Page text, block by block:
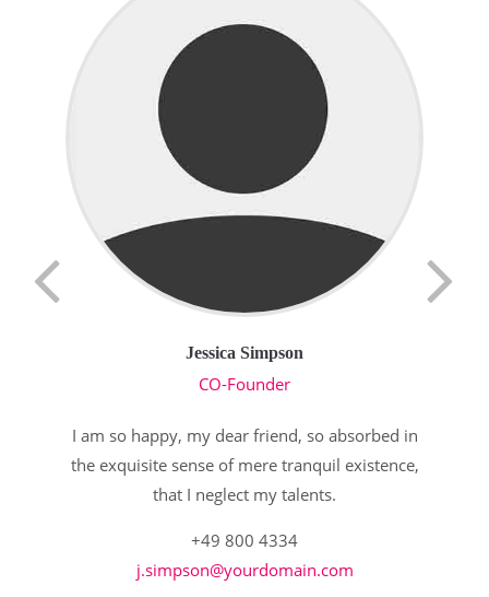
We offer support for our customers
Mon - Fri 8:00am - 5:00pm(GMT +1)
Get in touch
Cybersteel Inc.
376-293 City Road, Suite 600
San Francisco, CA 94102
Have any questions?
+44 1234 567 890
Lorem ipsum dolor sit amet, consectetuer
adipiscing elit.
Aenean commodo ligula eget dolor. Aenean massa.
parturient montes, nascetur ridiculus mus. Donec
quam felis, ultricies nec.
Jessica Simpson
CO-Founder
I am so happy, my dear friend, so absorbed in
the exquisite sense of mere tranquil existence,
that I neglect my talents.
+49 800 4334
j.simpson@yourdomain.com